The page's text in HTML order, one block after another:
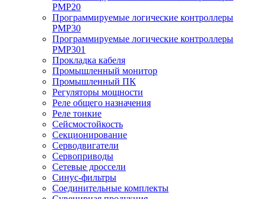
PMP20
Программируемые логические контроллеры
PMP30
Программируемые логические контроллеры
PMP301
Прокладка кабеля
Промышленный монитор
Промышленный ПК
Регуляторы мощности
Реле общего назначения
Реле тонкие
Сейсмостойкость
Секционирование
Серводвигатели
Сервоприводы
Сетевые дроссели
Синус-фильтры
Соединительные комплекты